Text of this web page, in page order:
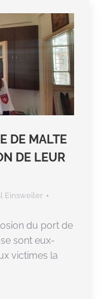
DE MALTE
DE LEUR
Einsweiler
du port de
sont eux-
victimes la